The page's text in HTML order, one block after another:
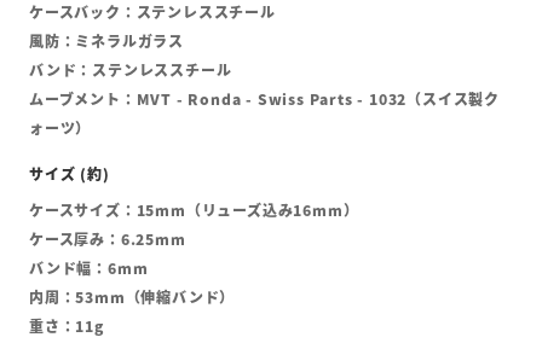
ケースバック：ステンレススチール
風防：ミネラルガラス
バンド：ステンレススチール
ムーブメント：MVT - Ronda - Swiss Parts - 1032（スイス製ク
ォーツ）
ケースサイズ：15mm（リューズ込み16mm）
ケース厚み：6.25mm
バンド幅：6mm
内周：53mm（伸縮バンド）
重さ：11g